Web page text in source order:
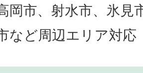
岡市、射水市、氷見
など周辺エリア対応